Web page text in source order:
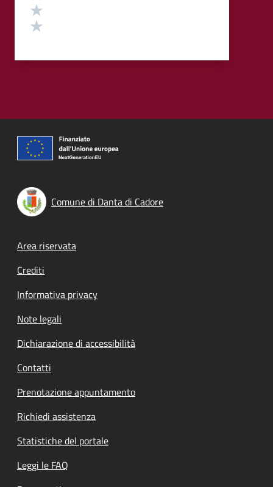
Comune di Danta di Cadore
Footer menu
Area riservata
Crediti
Informativa privacy
Note legali
Dichiarazione di accessibilità
Contatti
Prenotazione appuntamento
Richiedi assistenza
Statistiche del portale
Leggi le FAQ